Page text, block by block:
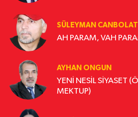
SÜLEYMAN CANBOLAT
AH PARAM, VAH
AYHAN ONGUN
YENİ NESİL SİYASET (ÖZGÜR ÖZEL’E AÇIK
MEKTUP)